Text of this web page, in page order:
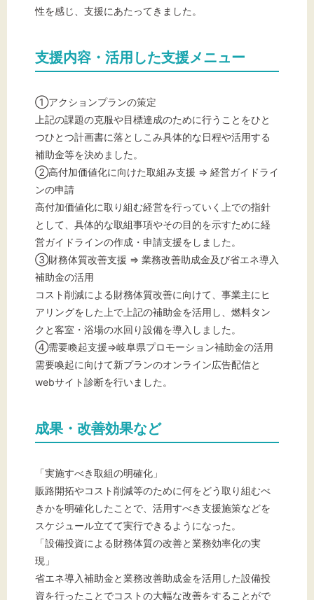
性を感じ、支援にあたってきました。
支援内容・活用した支援メニュー
①アクションプランの策定
上記の課題の克服や目標達成のために行うことをひと
つひとつ計画書に落としこみ具体的な日程や活用する
補助金等を決めました。
②高付加価値化に向けた取組み支援 ⇒ 経営ガイドライ
ンの申請
高付加価値化に取り組む経営を行っていく上での指針
として、具体的な取組事項やその目的を示すために経
営ガイドラインの作成・申請支援をしました。
③財務体質改善支援 ⇒ 業務改善助成金及び省エネ導入
補助金の活用
コスト削減による財務体質改善に向けて、事業主にヒ
アリングをした上で上記の補助金を活用し、燃料タン
クと客室・浴場の水回り設備を導入しました。
④需要喚起支援⇒岐阜県プロモーション補助金の活用
需要喚起に向けて新プランのオンライン広告配信と
webサイト診断を行いました。
成果・改善効果など
「実施すべき取組の明確化」
販路開拓やコスト削減等のために何をどう取り組むべ
きかを明確化したことで、活用すべき支援施策などを
スケジュール立てて実行できるようになった。
「設備投資による財務体質の改善と業務効率化の実
現」
省エネ導入補助金と業務改善助成金を活用した設備投
資を行ったことでコストの大幅な改善をすることがで